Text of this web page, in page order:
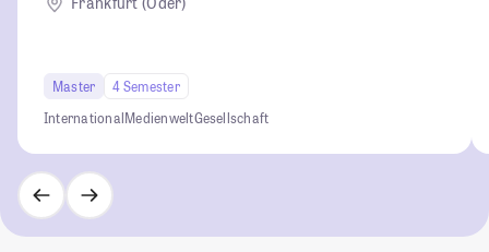
Master
4 Semester
InternationalMedienweltGesellschaft